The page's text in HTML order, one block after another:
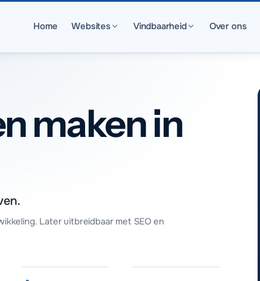
Home Websites Vindbaarheid Over ons
maken in
Later uitbreidbaar met SEO en